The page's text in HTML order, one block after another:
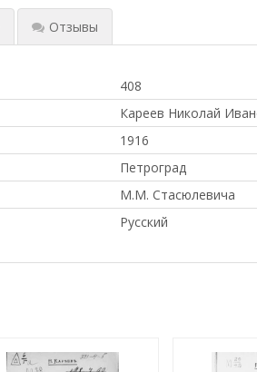
Отзывы
408
Кареев Николай
1916
Петроград
М.М. Стасюлевича
Русский